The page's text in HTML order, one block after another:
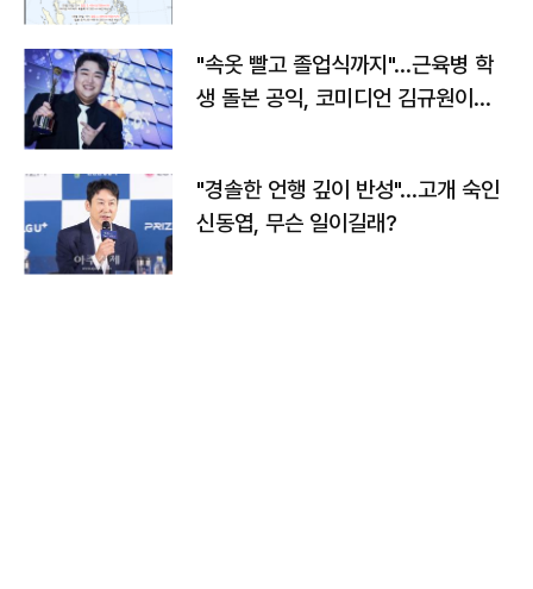
"속옷 빨고 졸업식까지"…근육병 학
생 돌본 공익, 코미디언 김규원이었
"경솔한 언행 깊이 반성"…고개 숙인
신동엽, 무슨 일이길래?